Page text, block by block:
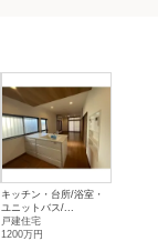
キッチン・台所/浴室・
ユニットバス/...
戸建住宅
1200万円